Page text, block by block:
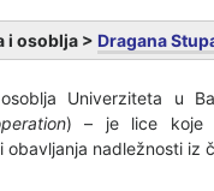
i osoblja > Dragana
Univerziteta u
) – je lice koje
nadležnosti iz